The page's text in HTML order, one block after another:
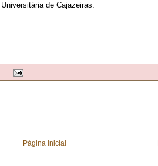
de Cajazeiras.
Página inicial